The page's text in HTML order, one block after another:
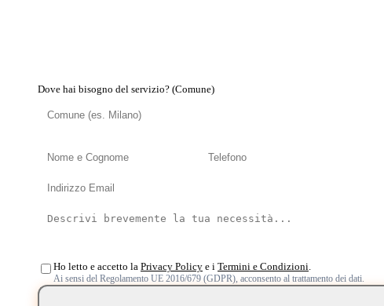
Dove hai bisogno del servizio? (Comune)
Ho letto e accetto la Privacy Policy e i Termini e Condizioni
Ai sensi del Regolamento UE 2016/679 (GDPR), acconsento al trattamento dei dati.